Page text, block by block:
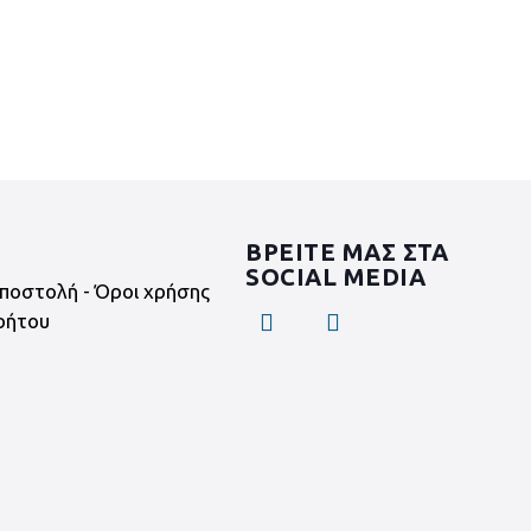
- Όροι χρήσης
ΒΡΕΙΤΕ ΜΑΣ ΣΤΑ
SOCIAL MEDIA